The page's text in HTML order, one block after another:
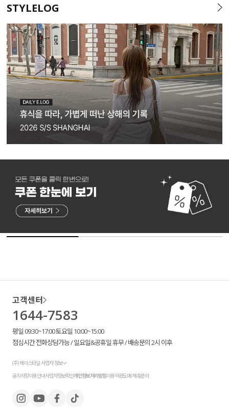
STYLELOG
고객센터
1644-7583
평일 09:30~17:00 토요일 10:00~15:00
점심시간 전화상담가능 / 일요일&공휴일 휴무 / 배송문의 2시 이후
(주) 제이스타일 사업자 정보
공지사항이용안내사업자정보확인개인정보처리방침이용약관도매/제휴문의